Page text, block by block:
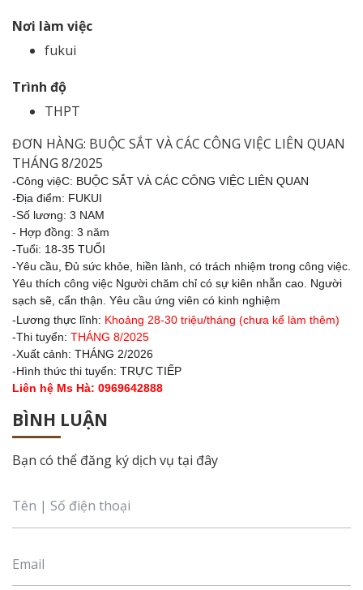
Nơi làm việc
fukui
Trình độ
THPT
ĐƠN HÀNG: BUỘC SẮT VÀ CÁC CÔNG VIỆC LIÊN QUAN
THÁNG 8/2025
-Công việC: BUỘC SẮT VÀ CÁC CÔNG VIỆC LIÊN QUAN
-Địa điểm: FUKUI
-Số lương: 3 NAM
- Hợp đồng: 3 năm
-Tuổi: 18-35 TUỔI
-Yêu cầu, Đủ sức khỏe, hiền lành, có trách nhiệm trong công việc.
Yêu thích công việc Người chăm chỉ có sự kiên nhẫn cao. Người
sạch sẽ, cẩn thận. Yêu cầu ứng viên có kinh nghiệm
-Lương thực lĩnh: Khoảng 28-30 triệu/tháng (chưa kể làm thêm)
-Thi tuyển: THÁNG 8/2025
-Xuất cảnh: THÁNG 2/2026
-Hình thức thi tuyển: TRỰC TIẾP
Liên hệ Ms Hà: 0969642888
BÌNH LUẬN
Bạn có thể đăng ký dịch vụ tại đây